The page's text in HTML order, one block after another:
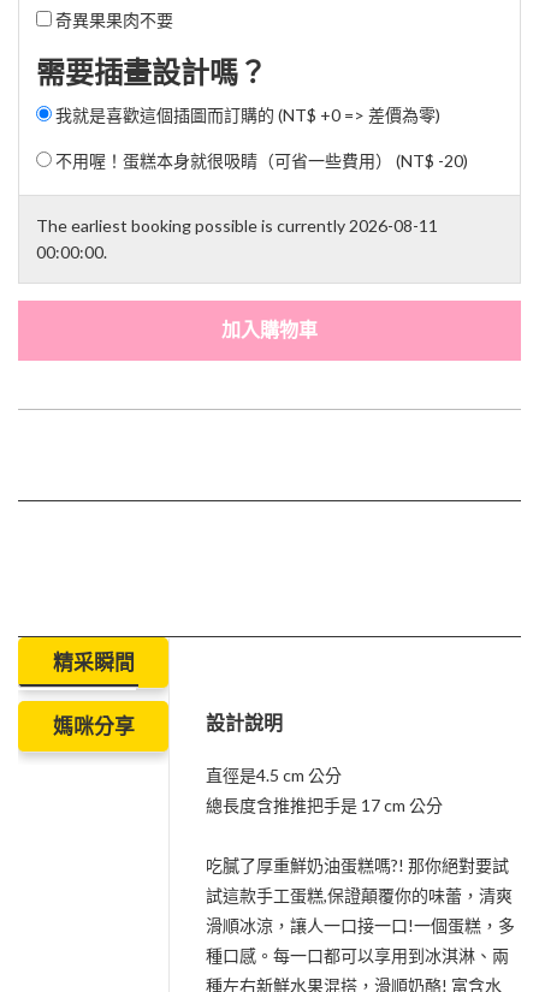
奇異果果肉不要
需要插畫設計嗎？
我就是喜歡這個插圖而訂購的 (NT$ +0 => 差價為零)
不用喔！蛋糕本身就很吸睛（可省一些費用） (NT$ -20)
The earliest booking possible is currently 2026-08-11
00:00:00.
加入購物車
精采瞬間
媽咪分享 設計說明
直徑是4.5 cm 公分
總長度含推推把手是 17 cm 公分
吃膩了厚重鮮奶油蛋糕嗎?! 那你絕對要試
試這款手工蛋糕,保證顛覆你的味蕾，清爽
滑順冰涼，讓人一口接一口!一個蛋糕，多
種口感。每一口都可以享用到冰淇淋、兩
種左右新鮮水果混搭，滑順奶酪! 富含水